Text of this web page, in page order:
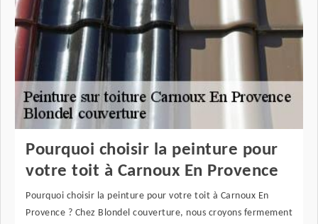
Pourquoi choisir la peinture pour
votre toit à Carnoux En Provence
Pourquoi choisir la peinture pour votre toit à Carnoux En
Provence ? Chez Blondel couverture, nous croyons fermement